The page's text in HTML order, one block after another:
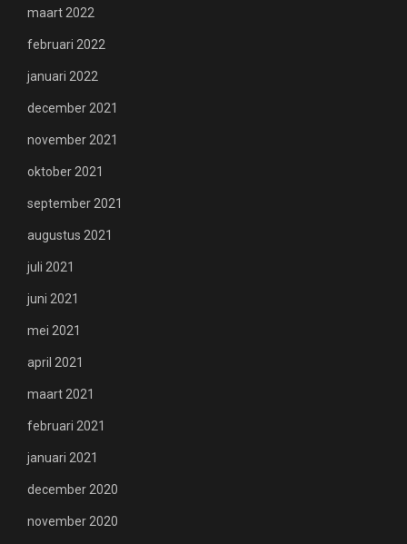
maart 2022
februari 2022
januari 2022
december 2021
november 2021
oktober 2021
september 2021
augustus 2021
juli 2021
juni 2021
mei 2021
april 2021
maart 2021
februari 2021
januari 2021
december 2020
november 2020